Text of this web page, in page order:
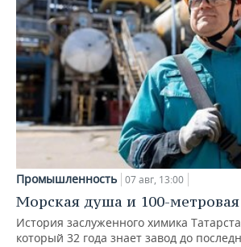
Промышленность 07 авг, 13:00
Морская душа и 100-
История заслуженного химика
который 32 года знает завод до